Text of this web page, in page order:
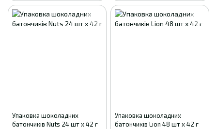
Упаковка шоколадних
батончиків Nuts 24 шт х 42 г
Упаковка шоколадних
батончиків Lion 48 шт х 42 г